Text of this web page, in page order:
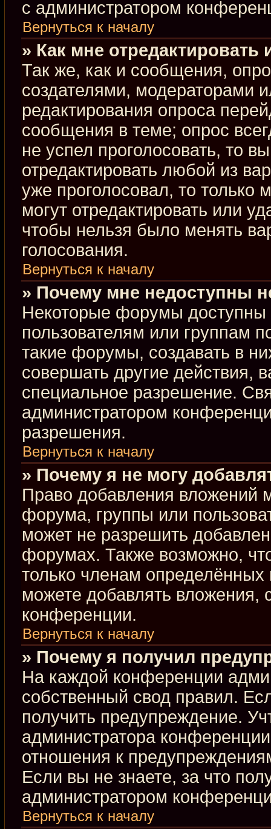
с администратором
Вернуться к началу
» Как мне отредактировать
Так же, как и сообщения,
создателями, модераторами
редактирования опроса
сообщения в теме; опрос
не успел проголосовать, то
отредактировать любой из
уже проголосовал, то
могут отредактировать или
чтобы нельзя было менять
голосования.
Вернуться к началу
» Почему мне недоступны
Некоторые форумы доступны
пользователям или группам
такие форумы, создавать в
совершать другие действия,
специальное разрешение.
администратором
разрешения.
Вернуться к началу
» Почему я не могу
Право добавления вложений
форума, группы или
может не разрешить
форумах. Также возможно,
только членам
можете добавлять вложения,
конференции.
Вернуться к началу
» Почему я получил
На каждой конференции
собственный свод правил.
получить предупреждение.
администратора
отношения к
Если вы не знаете, за что
администратором
Вернуться к началу